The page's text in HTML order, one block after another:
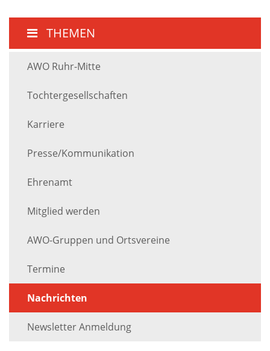
THEMEN
AWO Ruhr-Mitte
Tochtergesellschaften
Karriere
Presse/Kommunikation
Ehrenamt
Mitglied werden
AWO-Gruppen und Ortsvereine
Termine
Nachrichten
Newsletter Anmeldung